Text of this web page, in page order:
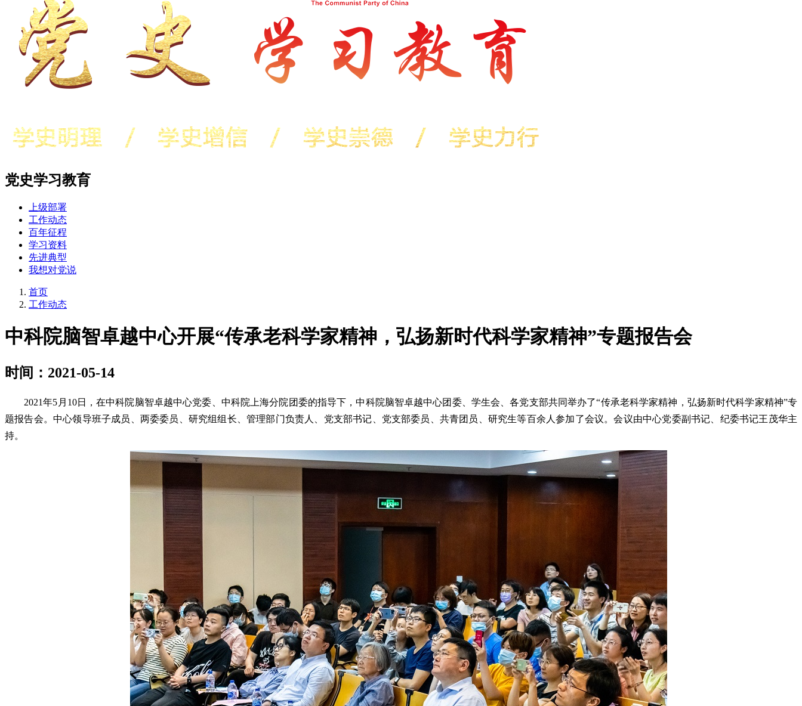
党史学习教育
上级部署
工作动态
百年征程
学习资料
先进典型
我想对党说
首页
工作动态
中科院脑智卓越中心开展“传承老科学家精神，弘扬新时代科学家精神”专题报告会
时间：2021-05-14
2021年5月10日，在中科院脑智卓越中心党委、中科院上海分院团委的指导下，中科院脑智卓越中心团委、学生会、各党支部共同举办了“传承老科学家精神，弘扬新时代科学家精神”专
题报告会。中心领导班子成员、两委委员、研究组组长、管理部门负责人、党支部书记、党支部委员、共青团员、研究生等百余人参加了会议。会议由中心党委副书记、纪委书记王茂华主
持。